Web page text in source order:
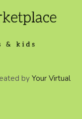
by Your Virtual